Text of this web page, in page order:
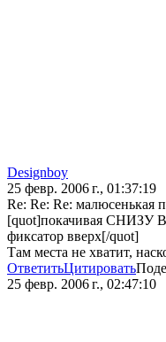
Designboy
25 февр. 2006 г., 01:37:19
Re: Re: Re: малюсенькая
[quot]покачивая
фиксатор вверх[/quot]
Там места не хватит,
ОтветитьЦитировать
25 февр. 2006 г., 02:47:10